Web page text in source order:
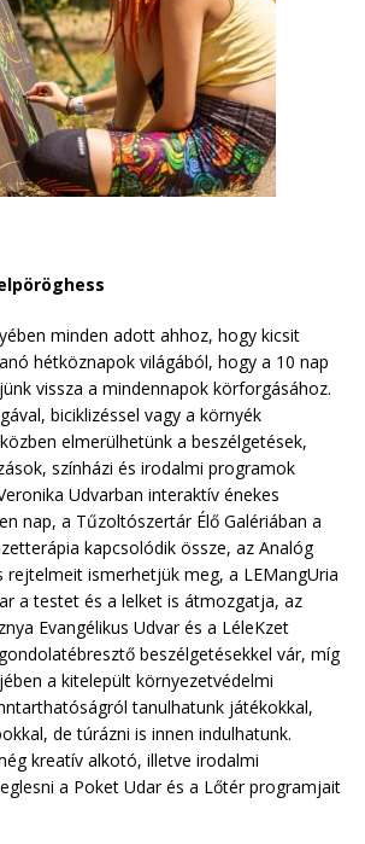
minden adott ahhoz, hogy kicsit
hétköznapok világából, hogy a 10 nap
vissza a mindennapok körforgásához.
biciklizéssel vagy a környék
elmerülhetünk a beszélgetések,
színházi és irodalmi programok
Udvarban interaktív énekes
nap, a Tűzoltószertár Élő Galériában a
kapcsolódik össze, az Analóg
rejtelmeit ismerhetjük meg, a LEMangUria
a testet és a lelket is átmozgatja, az
Evangélikus Udvar és a LéleKzet
beszélgetésekkel vár, míg
a kitelepült környezetvédelmi
tanulhatunk játékokkal,
de túrázni is innen indulhatunk.
kreatív alkotó, illetve irodalmi
a Poket Udar és a Lőtér programjait